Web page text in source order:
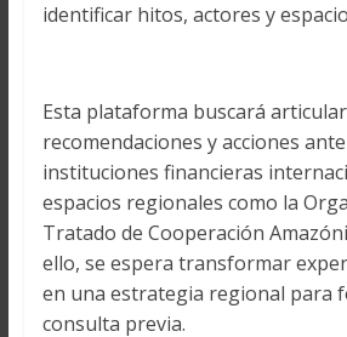
identificar hitos, actores y
Esta plataforma buscará articular
recomendaciones y acciones
instituciones financieras
espacios regionales como la
Tratado de Cooperación
ello, se espera transformar
en una estrategia regional para
consulta previa.